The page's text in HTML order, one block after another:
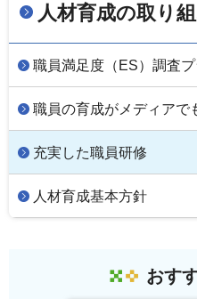
人材育成の取り
職員満足度（ES）調査プ
職員の育成がメディアで
充実した職員研修
人材育成基本方針
おす